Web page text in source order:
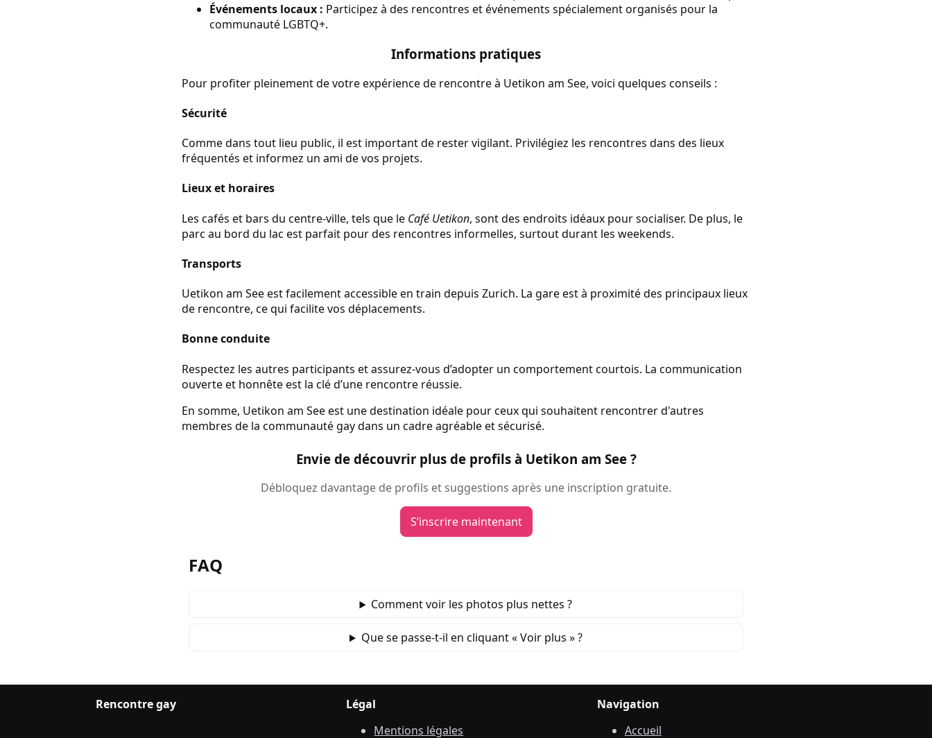
Événements locaux : Participez à des rencontres et événements spécialement organisés pour la
communauté LGBTQ+.
Informations pratiques
Pour profiter pleinement de votre expérience de rencontre à Uetikon am See, voici quelques conseils :
Sécurité
Comme dans tout lieu public, il est important de rester vigilant. Privilégiez les rencontres dans des lieux
fréquentés et informez un ami de vos projets.
Lieux et horaires
Les cafés et bars du centre-ville, tels que le Café Uetikon, sont des endroits idéaux pour socialiser. De plus, le
parc au bord du lac est parfait pour des rencontres informelles, surtout durant les weekends.
Transports
Uetikon am See est facilement accessible en train depuis Zurich. La gare est à proximité des principaux lieux
de rencontre, ce qui facilite vos déplacements.
Bonne conduite
Respectez les autres participants et assurez-vous d’adopter un comportement courtois. La communication
ouverte et honnête est la clé d’une rencontre réussie.
En somme, Uetikon am See est une destination idéale pour ceux qui souhaitent rencontrer d'autres
membres de la communauté gay dans un cadre agréable et sécurisé.
Envie de découvrir plus de profils à Uetikon am See ?
Débloquez davantage de profils et suggestions après une inscription gratuite.
S’inscrire maintenant
FAQ
Comment voir les photos plus nettes ?
Que se passe‑t‑il en cliquant « Voir plus » ?
Rencontre gay
Légal
Mentions légales
Navigation
Accueil